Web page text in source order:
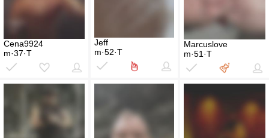
Cena9924
m·37·T
Jeff
m·52·T
Marcuslove
m·51·T